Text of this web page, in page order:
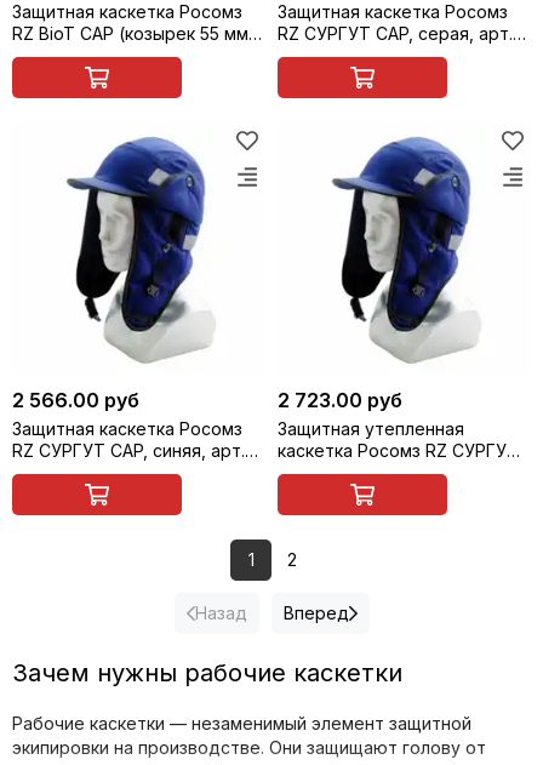
Защитная каскетка Росомз
RZ BioT CAP (козырек 55 мм),
черная, арт. 92220
Защитная каскетка Росомз
RZ СУРГУТ CAP, серая, арт.
93111
2 566.00 руб
Защитная каскетка Росомз
RZ СУРГУТ CAP, синяя, арт.
93118
2 723.00 руб
Защитная утепленная
каскетка Росомз RZ СУРГУТ
CAP, синяя, арт. 93218
Назад
1 2
Вперед
Зачем нужны рабочие каскетки
Рабочие каскетки — незаменимый элемент защитной
экипировки на производстве. Они защищают голову от